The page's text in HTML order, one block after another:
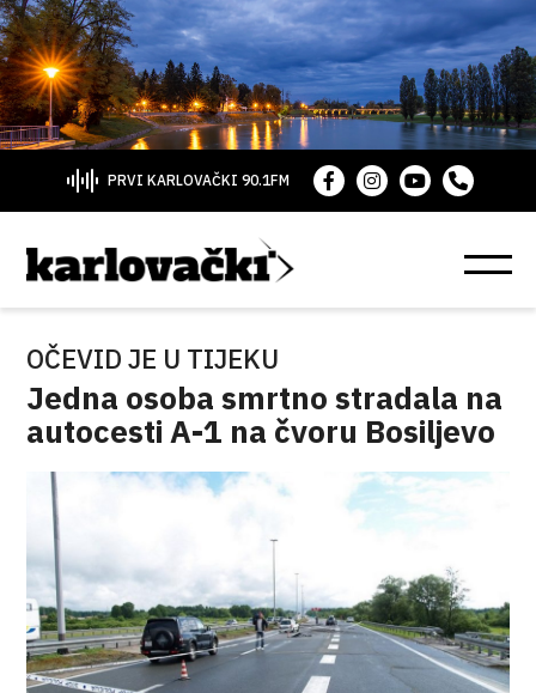
PRVI KARLOVAČKI 90.1FM
OČEVID JE U TIJEKU
Jedna osoba smrtno stradala na
autocesti A-1 na čvoru Bosiljevo